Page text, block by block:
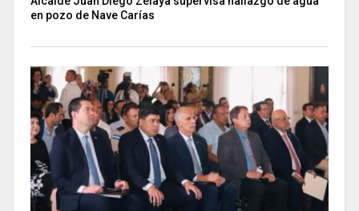
en pozo de Nave Carías